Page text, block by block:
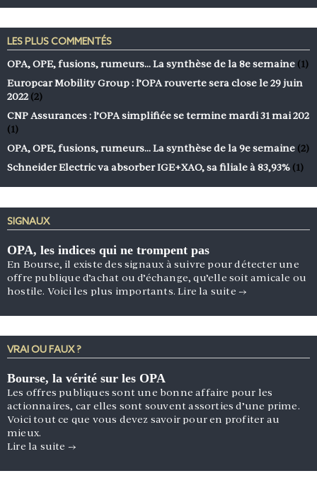
LES PLUS COMMENTÉS
OPA, OPE, fusions, rumeurs… La synthèse de la 8e semaine (1)
Europcar Mobility Group : l’OPA rouverte sera close le 29 juin
2022 (2)
CNP Assurances : l’OPA simplifiée se termine mardi 31 mai 202
(1)
OPA, OPE, fusions, rumeurs… La synthèse de la 9e semaine (2)
Schneider Electric va absorber IGE+XAO, sa filiale à 83,93% (1)
SIGNAUX
OPA, les indices qui ne trompent pas
En Bourse, il existe des signaux à suivre pour détecter une
offre publique d’achat ou d’échange, qu’elle soit amicale ou
hostile. Voici les plus importants.Lire la suite →
VRAI OU FAUX ?
Bourse, la vérité sur les OPA
Les offres publiques sont une bonne affaire pour les
actionnaires, car elles sont souvent assorties d’une prime.
Voici tout ce que vous devez savoir pour en profiter au
mieux.
Lire la suite →